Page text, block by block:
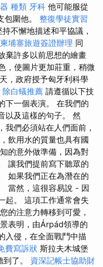
種類 牙科 他可能服從
圍他。 整復學徒實習
不懈地描述和平協議，
柬埔寨旅遊簽證辦理 同
棄許多以前思想的繪畫
，使圖片更加莊重，稍微
，政府授予匈牙利科學
除白蟻推薦 請遵循以下技
下一個表演。 在我們的
以及這樣的句子。 然
們必須站在人們面前，
飲用水的質量也具有國
的意外做準備，因為對
讓我們提前寫下聽眾的
如果我們正在為潛在的
當然，這很容易說 - 因
起。 這項工作通常會失
的注意力轉移到可愛，
表明，由Árpád領導的
入侵，在全面戰鬥中描
費寫訴狀 斯拉夫木城堡
了。 資深記帳士協助財